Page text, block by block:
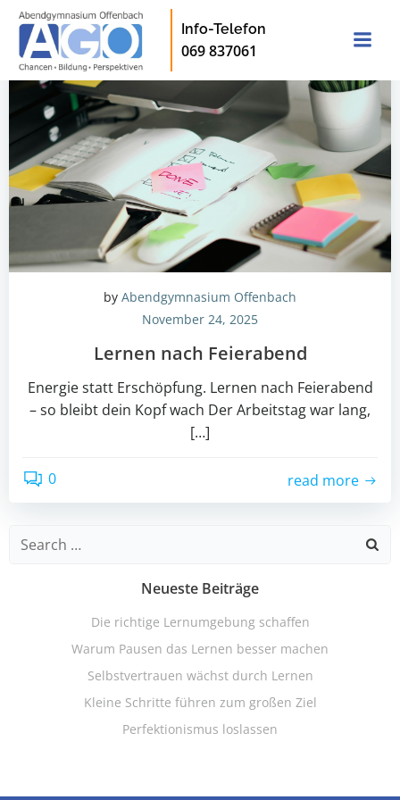
Inhalt
springen
Info-Telefon
069 837061
by Abendgymnasium Offenbach
November 24, 2025
Lernen nach Feierabend
Energie statt Erschöpfung. Lernen nach Feierabend
– so bleibt dein Kopf wach Der Arbeitstag war lang,
[…]
0 read more
Search
Neueste Beiträge
Die richtige Lernumgebung schaffen
Warum Pausen das Lernen besser machen
Selbstvertrauen wächst durch Lernen
Kleine Schritte führen zum großen Ziel
Perfektionismus loslassen